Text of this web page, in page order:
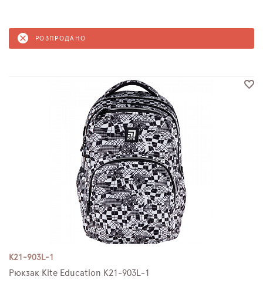
РОЗПРОДАНО
K21-903L-1
Рюкзак Kite Education K21-903L-1